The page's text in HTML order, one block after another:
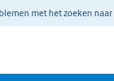
met het zoeken